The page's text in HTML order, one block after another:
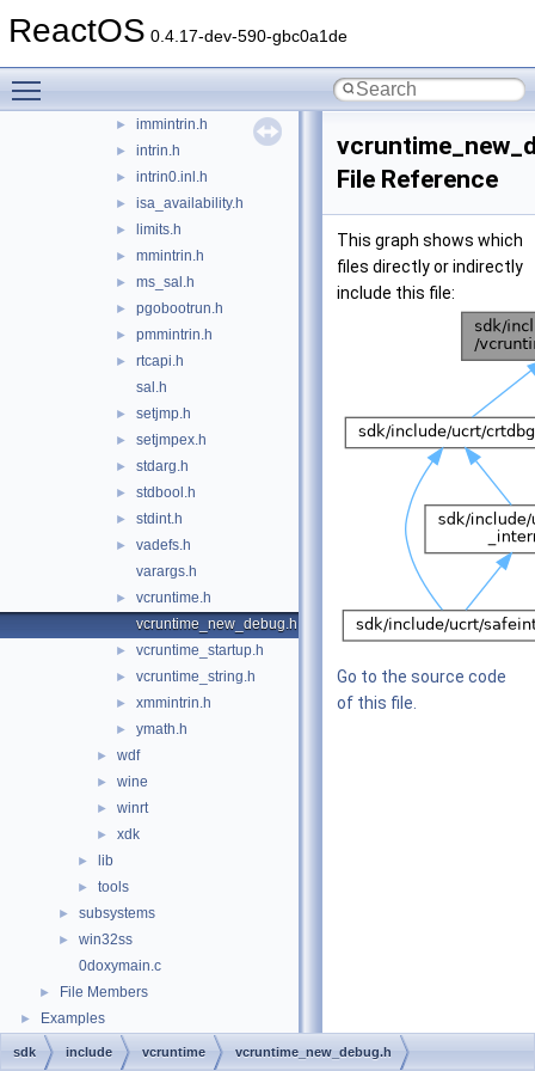
ReactOS 0.4.17-dev-590-gbc0a1de
► eh.h
► emmintrin.h
► excpt.h
► immintrin.h
► intrin.h
► intrin0.inl.h
► isa_availability.h
► limits.h
► mmintrin.h
► ms_sal.h
► pgobootrun.h
► pmmintrin.h
►
rtcapi.h
sal.h
► setjmp.h
► setjmpex.h
► stdarg.h
► stdbool.h
► stdint.h
►
vadefs.h
varargs.h
►
vcruntime.h
vcruntime_new_debug.h
► vcruntime_startup.h
► vcruntime_string.h
► xmmintrin.h
► ymath.h
► wdf
► wine
► winrt
► xdk
► lib
► tools
► subsystems
►
win32ss
0doxymain.c
► File Members
► Examples
File Reference
This graph shows which
files directly or indirectly
include this file:
Go to the source code
of this file.
sdk include vcruntime vcruntime_new_debug.h